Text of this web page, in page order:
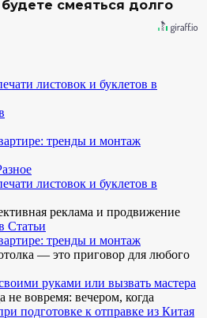
смеяться долго
листовок и буклетов в
тренды и монтаж
листовок и буклетов в
реклама и продвижение
Статьи
тренды и монтаж
— это приговор для любого
руками или вызвать мастера
не вовремя: вечером, когда